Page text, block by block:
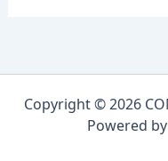
Copyright © 2026
Powered by